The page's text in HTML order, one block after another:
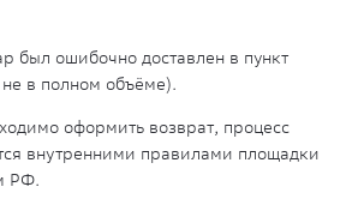
был ошибочно доставлен в пункт
в полном объёме).
оформить возврат, процесс
внутренними правилами площадки
РФ.